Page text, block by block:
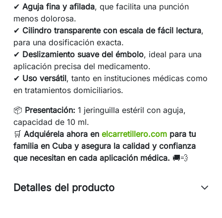
✔ Aguja fina y afilada, que facilita una punción
menos dolorosa.
✔ Cilindro transparente con escala de fácil lectura,
para una dosificación exacta.
✔ Deslizamiento suave del émbolo, ideal para una
aplicación precisa del medicamento.
✔ Uso versátil, tanto en instituciones médicas como
en tratamientos domiciliarios.
📦 Presentación: 1 jeringuilla estéril con aguja,
capacidad de 10 ml.
🛒 Adquiérela ahora en elcarretillero.com para tu
familia en Cuba y asegura la calidad y confianza
que necesitan en cada aplicación médica. 🚚💨
Detalles del producto